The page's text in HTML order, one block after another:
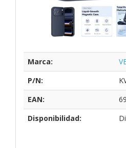
Marca:
P/N:
EAN:
Disponibilidad: